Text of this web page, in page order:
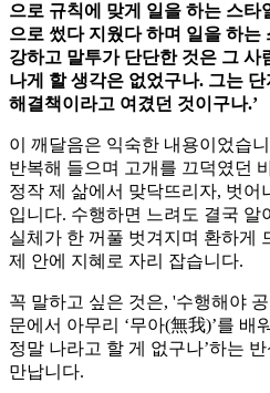
으로 규칙에 맞게 일을 하는 스타
으로 썼다 지웠다 하며 일을 하는
강하고 말투가 단단한 것은 그 사
나게 할 생각은 없었구나. 그는
해결책이라고 여겼던 것이구나.’
이 깨달음은 익숙한 내용이었습
반복해 들으며 고개를 끄덕였던
정작 제 삶에서 맞닥뜨리자, 벗어
입니다. 수행하면 느려도 결국 알
실체가 한 꺼풀 벗겨지며 환하게
제 안에 지혜로 자리 잡습니다.
꼭 말하고 싶은 것은, '수행해야
문에서 아무리 ‘무아(無我)’를 배
정말 나라고 할 게 없구나’하는
만납니다.